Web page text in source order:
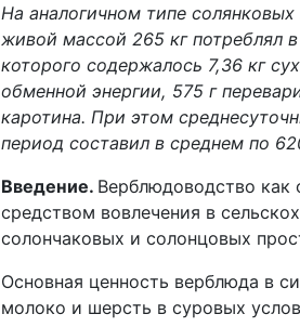
На аналогичном типе
живой массой 265 кг потреблял
которого содержалось 7,36 кг
обменной энергии, 575 г
каротина. При этом
период составил в среднем по
Введение. Верблюдоводство как
средством вовлечения в
солончаковых и солонцовых
Основная ценность верблюда в
молоко и шерсть в суровых